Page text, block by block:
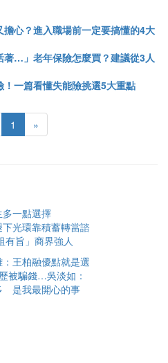
心？進入職場前一定要搞懂的4大
著…」老年保險怎麼買？建議從3人
一篇看懂失能險挑選5大重點
1 »
一點選擇
光環靠積蓄轉當諮
有旨」商界強人
王柏融優點就是選
被騙錢…吳淡如：
是我最開心的事